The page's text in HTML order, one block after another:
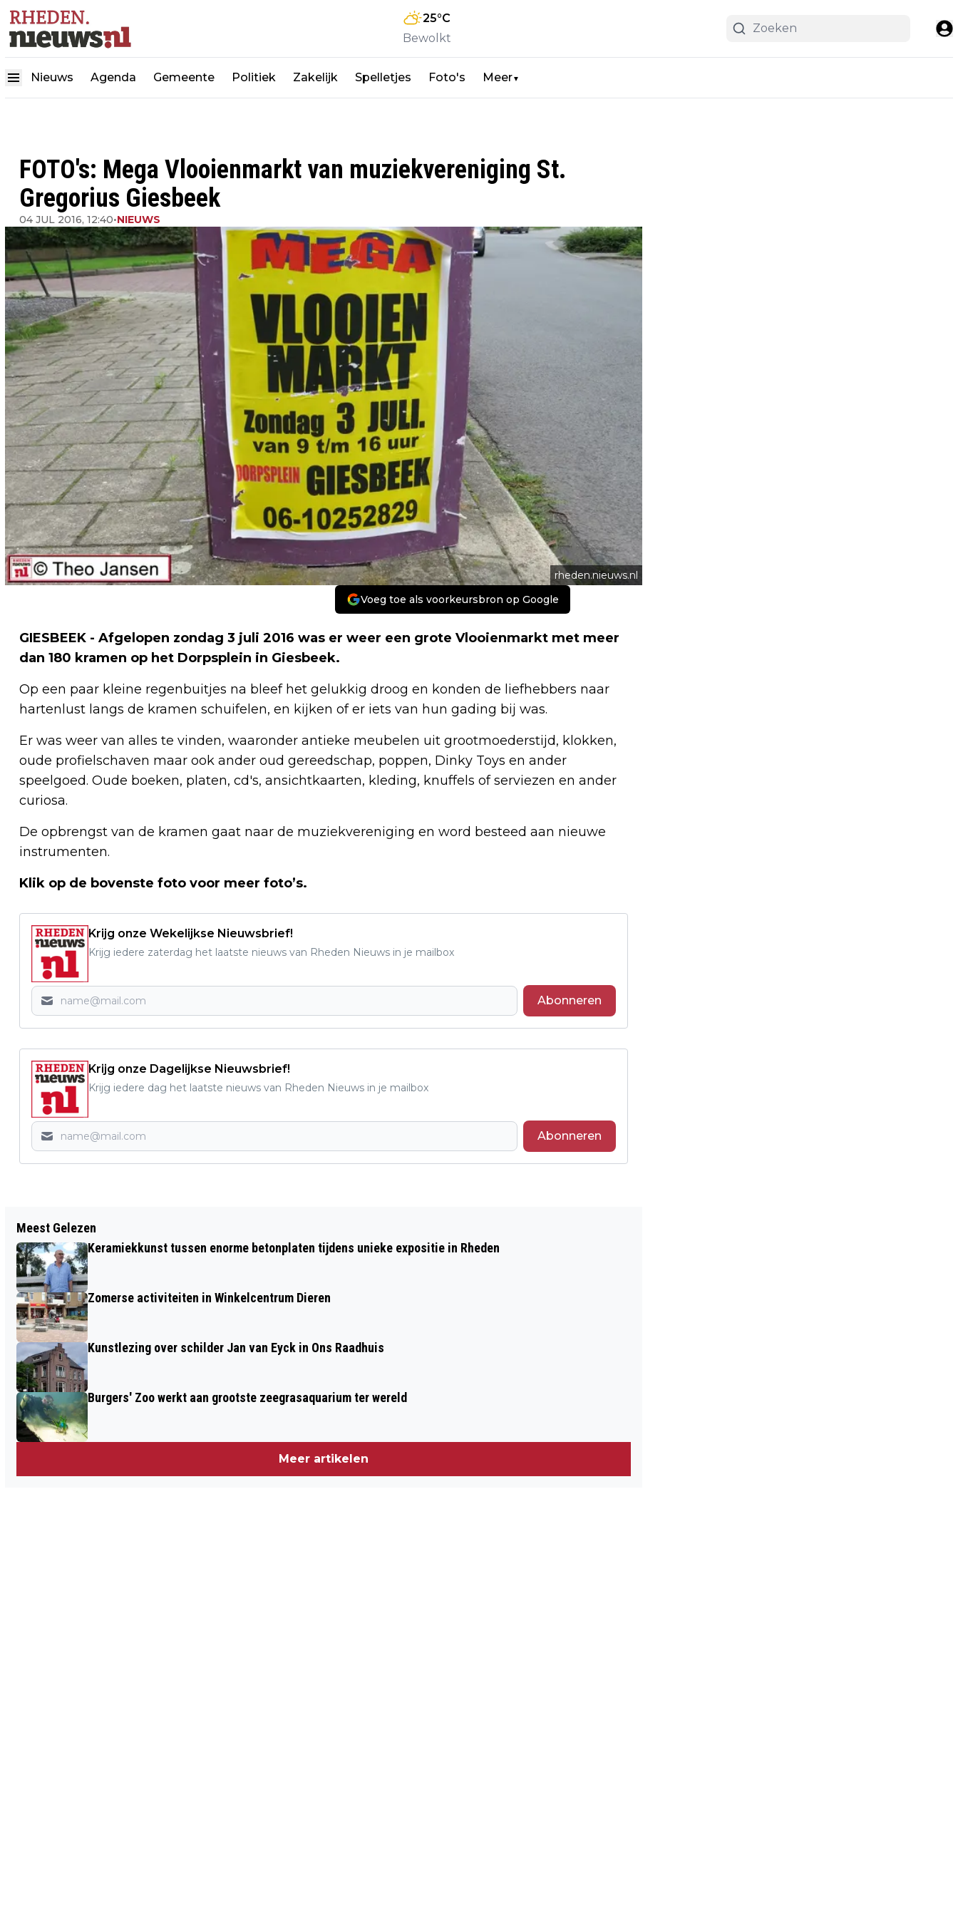
25°C
Bewolkt
Nieuws Agenda Gemeente Politiek Zakelijk Spelletjes Foto's Meer▼
FOTO's: Mega Vlooienmarkt van muziekvereniging St.
Gregorius Giesbeek
04 JUL 2016, 12:40•NIEUWS
rheden.nieuws.nl
Voeg toe als voorkeursbron op Google
GIESBEEK - Afgelopen zondag 3 juli 2016 was er weer een grote Vlooienmarkt met meer
dan 180 kramen op het Dorpsplein in Giesbeek.
Op een paar kleine regenbuitjes na bleef het gelukkig droog en konden de liefhebbers naar
hartenlust langs de kramen schuifelen, en kijken of er iets van hun gading bij was.
Er was weer van alles te vinden, waaronder antieke meubelen uit grootmoederstijd, klokken,
oude profielschaven maar ook ander oud gereedschap, poppen, Dinky Toys en ander
speelgoed. Oude boeken, platen, cd's, ansichtkaarten, kleding, knuffels of serviezen en ander
curiosa.
De opbrengst van de kramen gaat naar de muziekvereniging en word besteed aan nieuwe
instrumenten.
Klik op de bovenste foto voor meer foto’s.
Krijg onze Wekelijkse Nieuwsbrief!
Krijg iedere zaterdag het laatste nieuws van Rheden Nieuws in je mailbox
Abonneren
Krijg onze Dagelijkse Nieuwsbrief!
Krijg iedere dag het laatste nieuws van Rheden Nieuws in je mailbox
Abonneren
FOTO'S: EERSTE OPEN AIR PARTY VAN
ZIKO DANSSCHOOL ARNHEM
OPENLUCHTZWEMBAD RHEDEN
Meest Gelezen
Keramiekkunst tussen enorme betonplaten tijdens unieke expositie in Rheden
Zomerse activiteiten in Winkelcentrum Dieren
Kunstlezing over schilder Jan van Eyck in Ons Raadhuis
Burgers' Zoo werkt aan grootste zeegrasaquarium ter wereld
Meer artikelen